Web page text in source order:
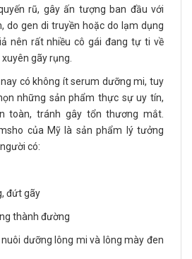
rũ, gây ấn tượng ban đầu với
do gen di truyền hoặc do lạm dụng
nên rất nhiều cô gái đang tự ti về
gãy rụng.
có không ít serum dưỡng mi, tuy
những sản phẩm thực sự uy tín,
toàn, tránh gây tổn thương mắt.
của Mỹ là sản phẩm lý tưởng
có:
đứt gãy
thành đường
dưỡng lông mi và lông mày đen